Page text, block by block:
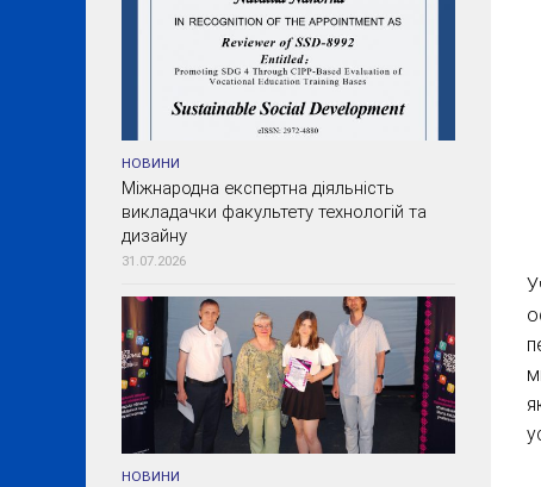
НОВИНИ
Міжнародна експертна діяльність
викладачки факультету технологій та
дизайну
31.07.2026
НОВИНИ